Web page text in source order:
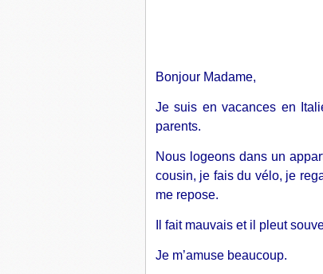
Bonjour Madame,
Je suis en vacances en
parents.
Nous logeons dans un
cousin, je fais du vélo, je
me repose.
Il fait mauvais et il pleut
Je m’amuse beaucoup.